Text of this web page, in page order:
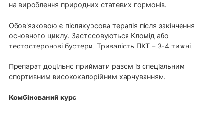
на вироблення природних статевих гормонів.
Обов'язковою є післякурсова терапія після закінчення
основного циклу. Застосовуються Кломід або
тестостеронові бустери. Тривалість ПКТ – 3-4 тижні.
Препарат доцільно приймати разом із спеціальним
спортивним висококалорійним харчуванням.
Комбінований курс